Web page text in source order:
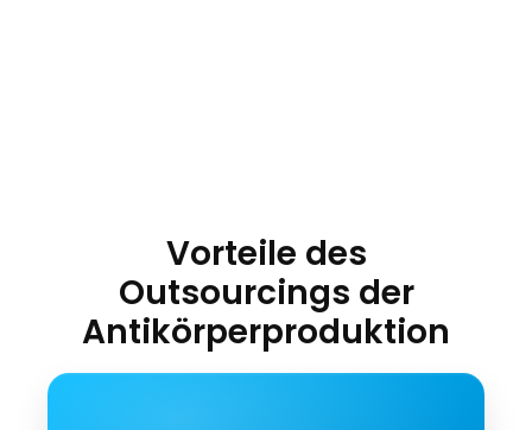
Vorteile des
Outsourcings der
Antikörperproduktion